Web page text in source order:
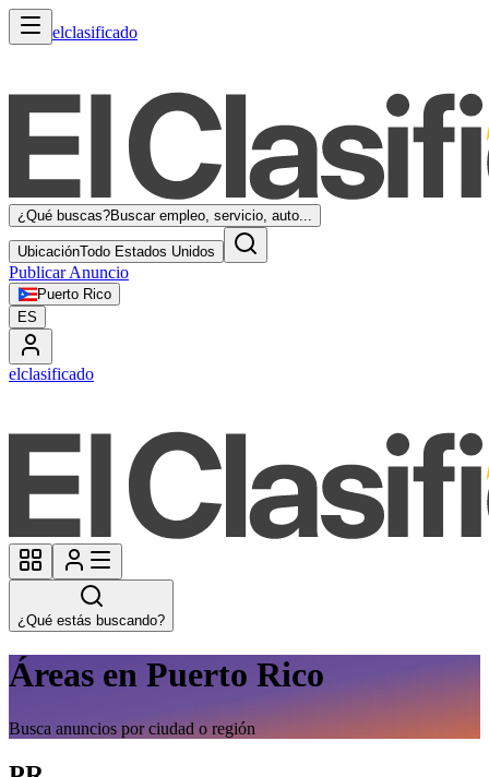
elclasificado
¿Qué buscas?Buscar empleo, servicio, auto...
UbicaciónTodo Estados Unidos
Publicar Anuncio
Puerto Rico
ES
elclasificado
¿Qué estás buscando?
Áreas en Puerto Rico
Busca anuncios por ciudad o región